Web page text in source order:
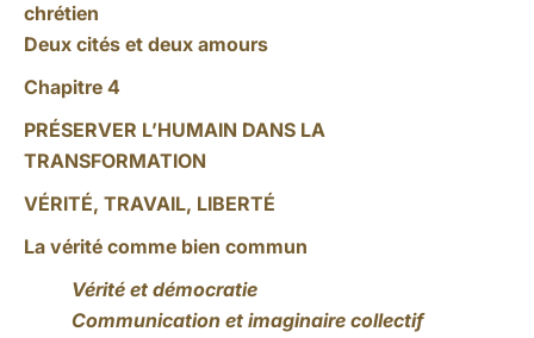
chrétien
Deux cités et deux amours
Chapitre 4
PRÉSERVER L’HUMAIN DANS LA
TRANSFORMATION
VÉRITÉ, TRAVAIL, LIBERTÉ
La vérité comme bien commun
Vérité et démocratie
Communication et imaginaire collectif